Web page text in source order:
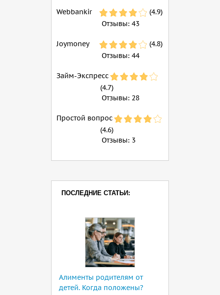
Webbankir
(4.9)
Отзывы: 43
Joymoney
(4.8)
Отзывы: 44
Займ-Экспресс
(4.7)
Отзывы: 28
Простой вопрос
(4.6)
Отзывы: 3
ПОСЛЕДНИЕ СТАТЬИ:
Алименты родителям от
детей. Когда положены?